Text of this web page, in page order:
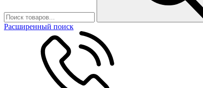
Расширенный поиск